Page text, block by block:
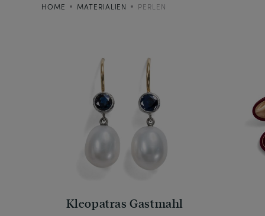
HOME MATERIALIEN PERLEN
Kleopatras Gastmahl